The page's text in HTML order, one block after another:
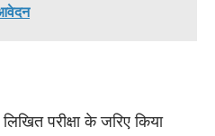
परीक्षा के जरिए किया